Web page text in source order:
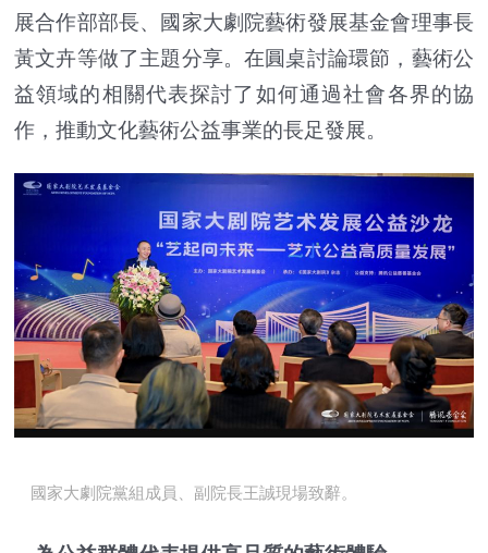
展合作部部長、國家大劇院藝術發展基金會理事長
黃文卉等做了主題分享。在圓桌討論環節，藝術公
益領域的相關代表探討了如何通過社會各界的協
作，推動文化藝術公益事業的長足發展。
國家大劇院黨組成員、副院長王誠現場致辭。